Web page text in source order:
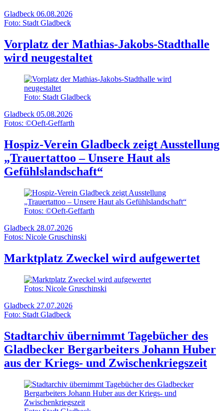
Gladbeck 06.08.2026
Foto: Stadt Gladbeck
Vorplatz der Mathias-Jakobs-Stadthalle
wird neugestaltet
Foto: Stadt Gladbeck
Gladbeck 05.08.2026
Fotos: ©Oeft-Geffarth
Hospiz-Verein Gladbeck zeigt Ausstellung
„Trauertattoo – Unsere Haut als
Gefühlslandschaft“
Fotos: ©Oeft-Geffarth
Gladbeck 28.07.2026
Fotos: Nicole Gruschinski
Marktplatz Zweckel wird aufgewertet
Fotos: Nicole Gruschinski
Gladbeck 27.07.2026
Foto: Stadt Gladbeck
Stadtarchiv übernimmt Tagebücher des
Gladbecker Bergarbeiters Johann Huber
aus der Kriegs- und Zwischenkriegszeit